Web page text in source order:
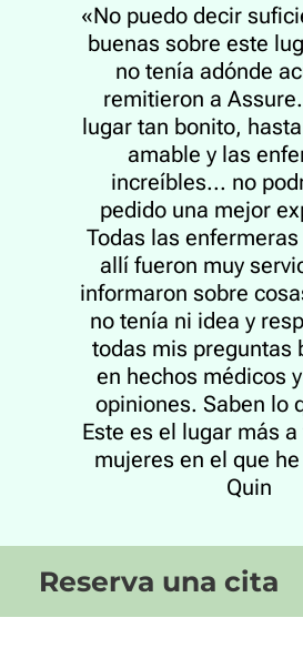
«No puedo decir
buenas sobre este
no tenía adónde
remitieron a
lugar tan bonito,
amable y las
increíbles... no
pedido una mejor
Todas las
allí fueron muy
informaron sobre
no tenía ni idea y
todas mis preguntas
en hechos médicos
opiniones. Saben lo
Este es el lugar más
mujeres en el que
Quin
Reserva una cita